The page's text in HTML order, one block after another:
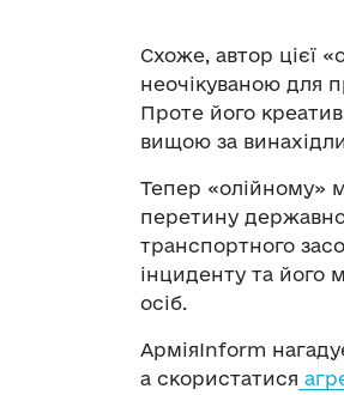
Схоже, автор цієї
неочікуваною для
Проте його
вищою за
Тепер «олійному»
перетину
транспортного
інциденту та його
осіб.
АрміяInform
а скористатися